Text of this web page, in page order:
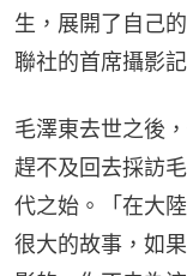
生，展開了自己
聯社的首席攝影記
毛澤東去世之後
趕不及回去採訪
代之始。「在大
很大的故事，如